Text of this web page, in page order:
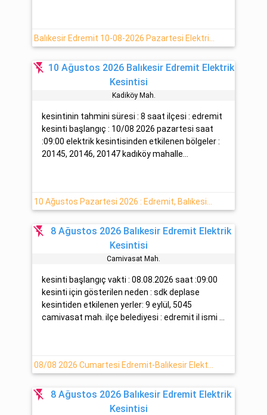
flash_off 10 Ağustos 2026 Balıkesir Edremit Elektrik
Kesintisi
Kadiköy Mah.
kesintinin tahmini süresi : 8 saat ilçesi : edremit
kesinti başlangıç : 10/08 2026 pazartesi saat
:09:00 elektrik kesintisinden etkilenen bölgeler :
20145, 20146, 20147 kadıköy mahalle...
flash_off
8 Ağustos 2026 Balıkesir Edremit Elektrik
Kesintisi
Cami̇vasat Mah.
kesinti başlangıç vakti : 08.08.2026 saat :09:00
kesinti için gösterilen neden : sdk deplase
kesintiden etkilenen yerler: 9 eylül, 5045
camivasat mah. ilçe belediyesi : edremit il ismi ...
flash_off
8 Ağustos 2026 Balıkesir Edremit Elektrik
Kesintisi